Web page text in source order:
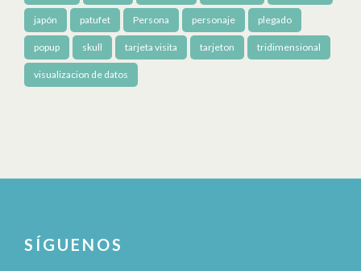
japón patufet Persona personaje plegado
popup skull tarjeta visita tarjeton tridimensional
visualizacion de datos
SÍGUENOS